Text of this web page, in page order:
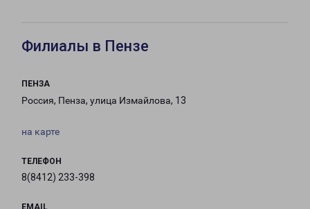
Филиалы в Пензе
ПЕНЗА
Россия, Пенза, улица Измайлова, 13
на карте
ТЕЛЕФОН
8(8412) 233-398